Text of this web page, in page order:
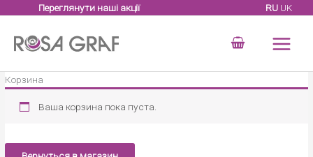
содержимому
Переглянути наші акції RU UK
Корзина
Ваша корзина пока пуста.